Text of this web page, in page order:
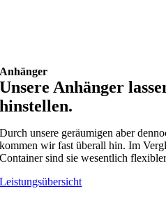
Anhänger
Unsere Anhänger
hinstellen.
Durch unsere geräumigen aber
kommen wir fast überall hin. Im
Container sind sie wesentlich
Leistungsübersicht